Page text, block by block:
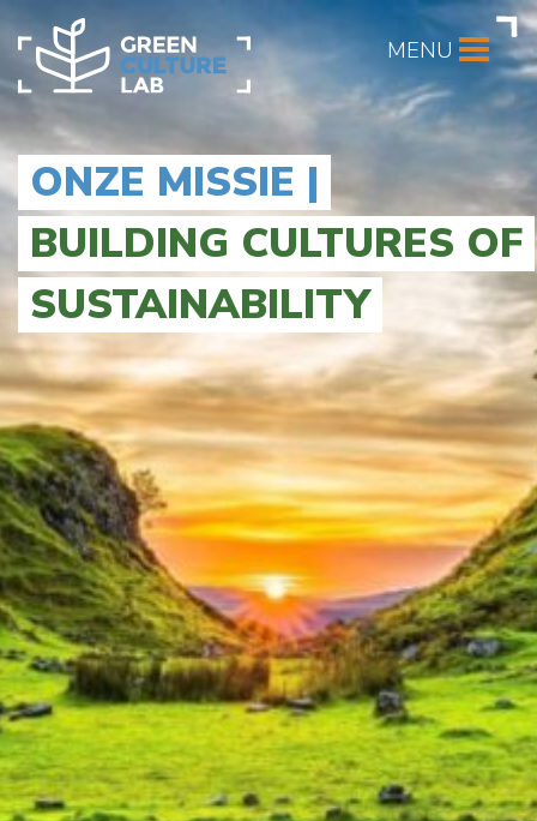
MENU
ONZE MISSIE |
BUILDING CULTURES OF
SUSTAINABILITY